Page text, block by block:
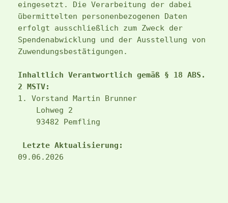
eingesetzt. Die Verarbeitung der dabei
übermittelten personenbezogenen Daten
erfolgt ausschließlich zum Zweck der
Spendenabwicklung und der Ausstellung von
Zuwendungsbestätigungen.
Inhaltlich Verantwortlich gemäß § 18 ABS.
2 MSTV:
1. Vorstand Martin Brunner
    Lohweg 2
    93482 Pemfling
Letzte Aktualisierung:
09.06.2026